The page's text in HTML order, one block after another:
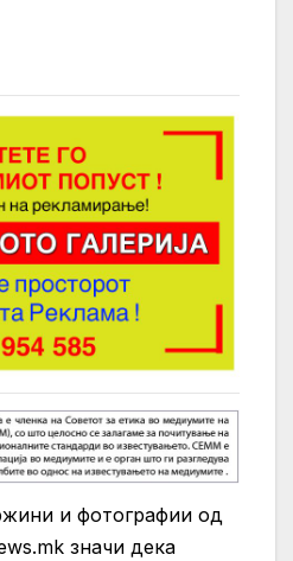
и фотографии од
значи дека